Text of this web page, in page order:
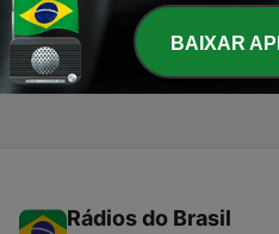
1 - 🛑 COLÁGENO - LENHA
FOGUEIRA
24 out. 2019
Rádios do Brasil
BAIXAR